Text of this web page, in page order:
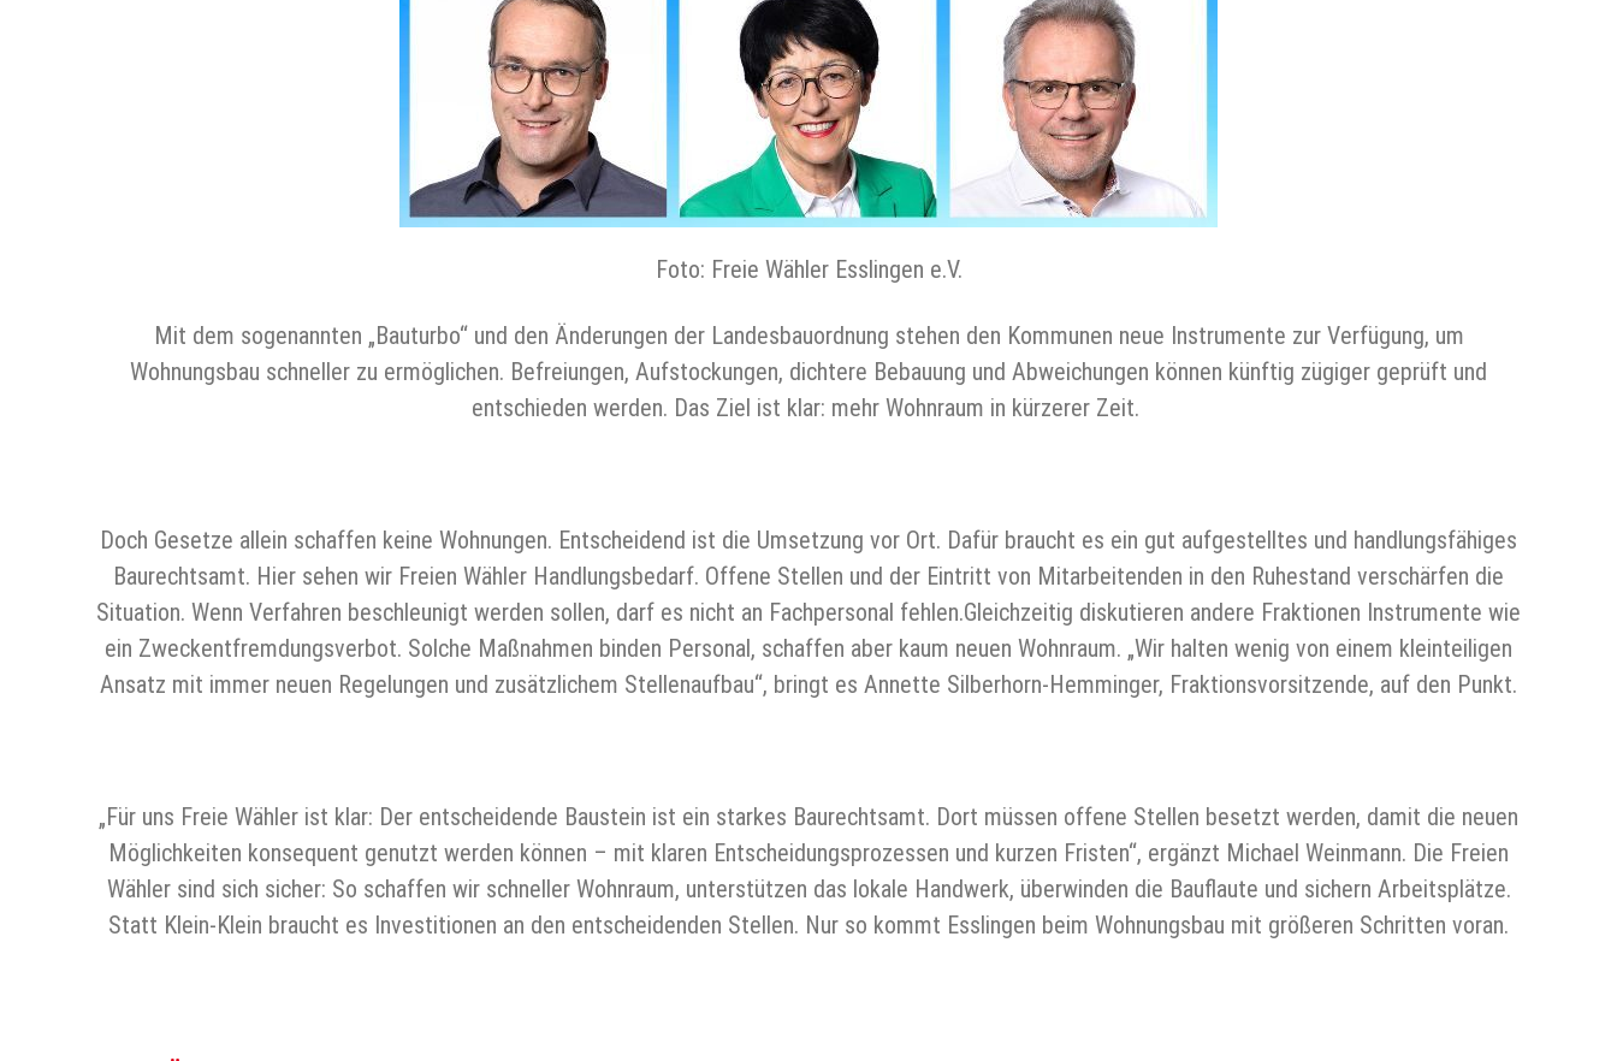
Foto: Freie Wähler Esslingen e.V.
Mit dem sogenannten „Bauturbo“ und den Änderungen der Landesbauordnung stehen den Kommunen neue Instrumente zur Verfügung, um
Wohnungsbau schneller zu ermöglichen. Befreiungen, Aufstockungen, dichtere Bebauung und Abweichungen können künftig zügiger geprüft und
entschieden werden. Das Ziel ist klar: mehr Wohnraum in kürzerer Zeit.
Doch Gesetze allein schaffen keine Wohnungen. Entscheidend ist die Umsetzung vor Ort. Dafür braucht es ein gut aufgestelltes und handlungsfähiges
Baurechtsamt. Hier sehen wir Freien Wähler Handlungsbedarf. Offene Stellen und der Eintritt von Mitarbeitenden in den Ruhestand verschärfen die
Situation. Wenn Verfahren beschleunigt werden sollen, darf es nicht an Fachpersonal fehlen.Gleichzeitig diskutieren andere Fraktionen Instrumente wie
ein Zweckentfremdungsverbot. Solche Maßnahmen binden Personal, schaffen aber kaum neuen Wohnraum. „Wir halten wenig von einem kleinteiligen
Ansatz mit immer neuen Regelungen und zusätzlichem Stellenaufbau“, bringt es Annette Silberhorn-Hemminger, Fraktionsvorsitzende, auf den Punkt.
„Für uns Freie Wähler ist klar: Der entscheidende Baustein ist ein starkes Baurechtsamt. Dort müssen offene Stellen besetzt werden, damit die neuen
Möglichkeiten konsequent genutzt werden können – mit klaren Entscheidungsprozessen und kurzen Fristen“, ergänzt Michael Weinmann. Die Freien
Wähler sind sich sicher: So schaffen wir schneller Wohnraum, unterstützen das lokale Handwerk, überwinden die Bauflaute und sichern Arbeitsplätze.
Statt Klein-Klein braucht es Investitionen an den entscheidenden Stellen. Nur so kommt Esslingen beim Wohnungsbau mit größeren Schritten voran.